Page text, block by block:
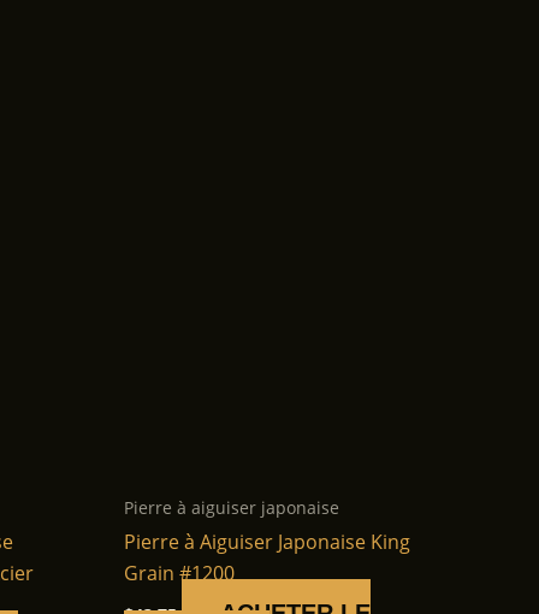
Pierre à aiguiser japonaise
Pierre à Aiguiser Japonaise King
Grain #1200